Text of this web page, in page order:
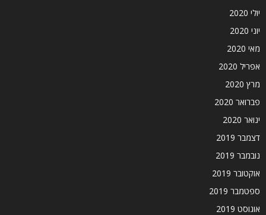
יולי 2020
יוני 2020
מאי 2020
אפריל 2020
מרץ 2020
פברואר 2020
ינואר 2020
דצמבר 2019
נובמבר 2019
אוקטובר 2019
ספטמבר 2019
אוגוסט 2019